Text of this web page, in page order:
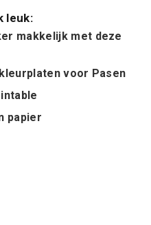
leuk:
makkelijk met deze
voor Pasen
papier